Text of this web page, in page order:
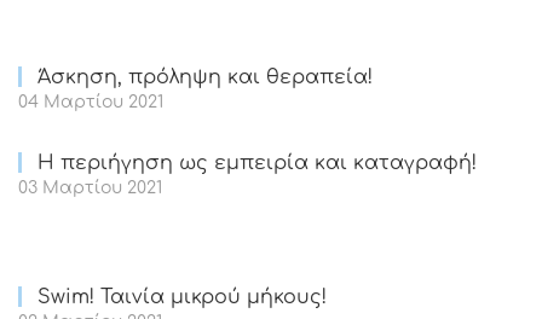
Άσκηση, πρόληψη και θεραπεία!
04 Μαρτίου 2021
Η περιήγηση ως εμπειρία και καταγραφή!
03 Μαρτίου 2021
Swim! Ταινία μικρού μήκους!